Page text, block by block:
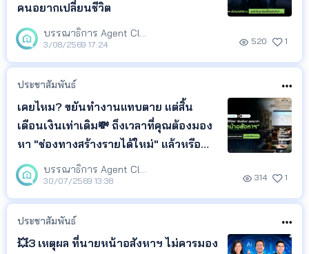
คนอยากเปลี่ยนชีวิต
บรรณาธิการ Agent Club
3/08/2569 17:24 520 1
ประชาสัมพันธ์
เคยไหม? ขยันทำงานแทบตาย แต่สิ้น
เดือนเงินเท่าเดิม💸 ถึงเวลาที่คุณต้องมอง
หา "ช่องทางสร้างรายได้ใหม่" แล้วหรือ
ยัง?🧐
บรรณาธิการ Agent Club
30/07/2569 13:38 314 1
ประชาสัมพันธ์
💥3 เหตุผล ที่นายหน้าอสังหาฯ ไม่ควรมอง